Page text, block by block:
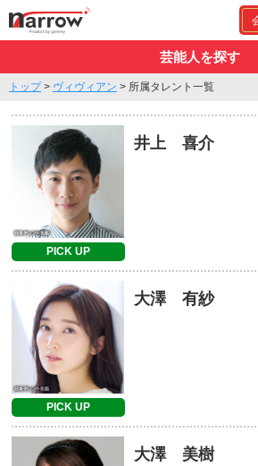
芸能人を探す
トップ> ヴィヴィアン > 所属タレント一覧
PICK UP
井上 喜介
PICK UP
大澤 有紗
大澤 美樹